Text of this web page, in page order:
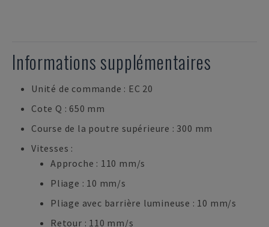
Informations supplémentaires
Unité de commande : EC 20
Cote Q : 650 mm
Course de la poutre supérieure : 300 mm
Vitesses :
Approche : 110 mm/s
Pliage : 10 mm/s
Pliage avec barrière lumineuse : 10 mm/s
Retour : 110 mm/s